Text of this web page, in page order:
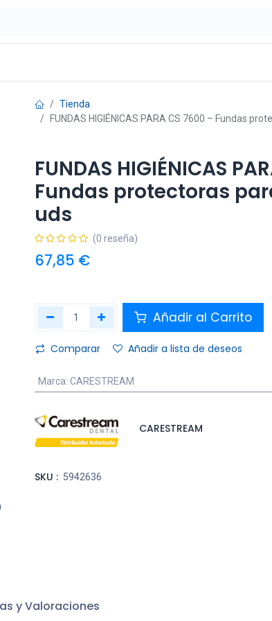
Tienda
FUNDAS HIGIÉNICAS PARA CS 7600 – Fundas
FUNDAS HIGIÉNICAS
Fundas protectoras
uds
(0 reseña)
67,85 €
Añadir al Carrito
Comparar Añadir a lista de deseos
Marca: CARESTREAM
CARESTREAM
SKU : 5942636
y Valoraciones